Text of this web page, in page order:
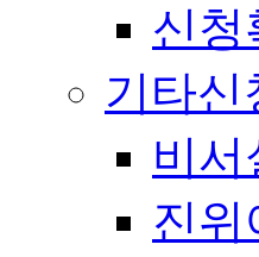
신청
기타신
비서
진위